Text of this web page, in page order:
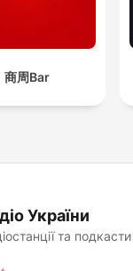
商周Bar
України
та подкасти